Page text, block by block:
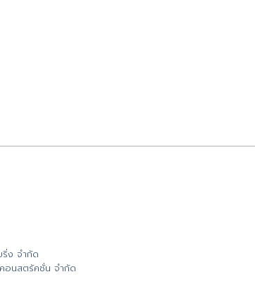
ริ่ง จำกัด
อนสตรัคชั่น จำกัด